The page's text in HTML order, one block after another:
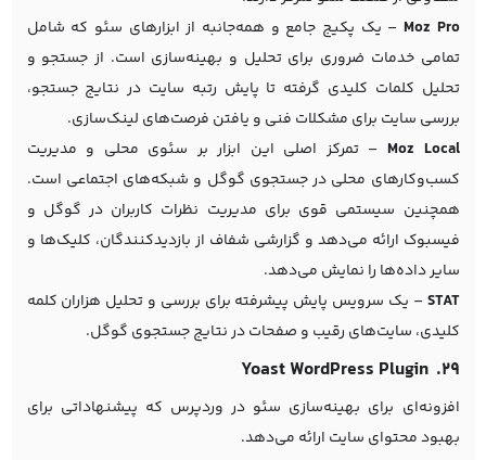
Moz Pro – یک پکیج جامع و همه‌جانبه از ابزارهای سئو که شامل
تمامی خدمات ضروری برای تحلیل و بهینه‌سازی است. از جستجو و
تحلیل کلمات کلیدی گرفته تا پایش رتبه سایت در نتایج جستجو،
بررسی سایت برای مشکلات فنی و یافتن فرصت‌های لینک‌سازی.
Moz Local – تمرکز اصلی این ابزار بر سئوی محلی و مدیریت
کسب‌وکارهای محلی در جستجوی گوگل و شبکه‌های اجتماعی است.
همچنین سیستمی قوی برای مدیریت نظرات کاربران در گوگل و
فیسبوک ارائه می‌دهد و گزارشی شفاف از بازدیدکنندگان، کلیک‌ها و
سایر داده‌ها را نمایش می‌دهد.
STAT– یک سرویس پایش پیشرفته برای بررسی و تحلیل هزاران کلمه
کلیدی، سایت‌های رقیب و صفحات در نتایج جستجوی گوگل.
۲۹. Yoast WordPress Plugin
افزونه‌ای برای بهینه‌سازی سئو در وردپرس که پیشنهاداتی برای
بهبود محتوای سایت ارائه می‌دهد.